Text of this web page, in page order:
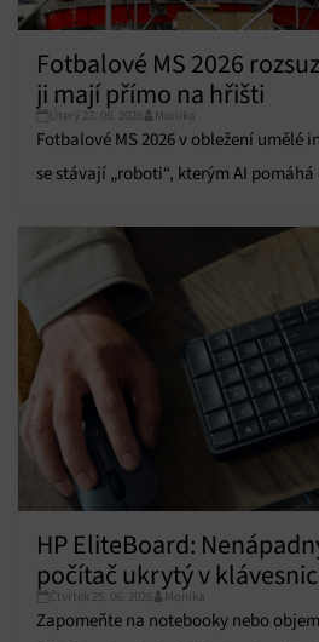
Přiřazování a kombinování údajů z
údajů, Propojení různých zařízení,
zařízení na základě automaticky
informací.
Zajištění bezpečnosti, předcházení a
podvodů a odstraňování chyb,
Fotbalové MS 2026
ji mají přímo na hřišti
Úterý 23. 06. 2026 Monika
Fotbalové MS 2026 v obležení umělé
se stávají „roboti“, kterým AI pomáhá
HP EliteBoard:
počítač ukrytý v
Čtvrtek 25. 06. 2026 Monika
Zapomeňte na notebooky nebo